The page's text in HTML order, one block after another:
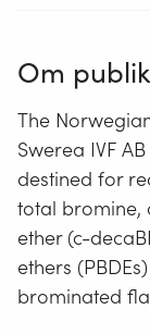
Om
The
Swerea IVF
destined for
total bromine,
ether (c-
ethers
brominated